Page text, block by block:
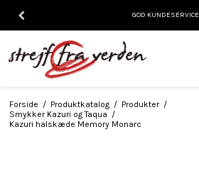
GOD KUNDESERVICE
Forside / Produktkatalog / Produkter /
Smykker Kazuri og Taqua /
Kazuri halskæde Memory Monarc